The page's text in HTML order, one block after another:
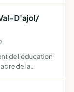
D'ajol/
de l'éducation
de la